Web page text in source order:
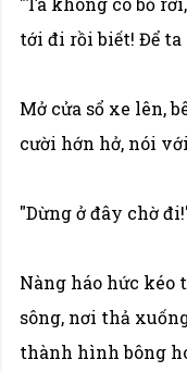
tới đi rồi biết! Để
Mở cửa sổ xe lên,
cười hớn hở, nói
"Dừng ở đây chờ
Nàng háo hức kéo
sông, nơi thả
thành hình bông